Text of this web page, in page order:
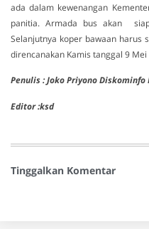
ada dalam kewenangan
panitia. Armada bus akan
Selanjutnya koper bawaan harus
direncanakan Kamis tanggal 9 Mei
Penulis : Joko Priyono Diskominfo
Editor :ksd
Tinggalkan Komentar